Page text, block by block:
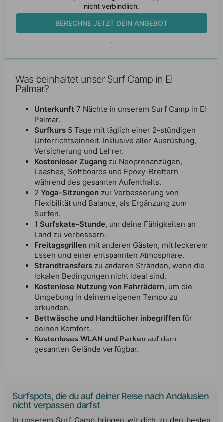
nicht verbindlich.
BERECHNE JETZT DEIN ANGEBOT
.
Was beinhaltet unser Surf Camp in El
Palmar?
Unterkunft 7 Nächte in unserem Surf Camp in El
Palmar.
Surfkurs5 Tage mit täglich einer 2-stündigen
Unterrichtseinheit. Inklusive aller Ausrüstung,
Versicherung und Lehrer.
Kostenloser Zugangzu Neoprenanzügen,
Leashes, Softboards und Epoxy-Brettern
während des gesamten Aufenthalts.
2 Yoga-Sitzungen zur Verbesserung von
Flexibilität und Balance, als Ergänzung zum
Surfen.
1 Surfskate-Stunde, um deine Fähigkeiten an
Land zu verbessern.
Freitagsgrillen mit anderen Gästen, mit leckerem
Essen und einer entspannten Atmosphäre.
Strandtransferszu anderen Stränden, wenn die
lokalen Bedingungen nicht ideal sind.
Kostenlose Nutzung von Fahrrädern, um die
Umgebung in deinem eigenen Tempo zu
erkunden.
Bettwäsche und Handtücher inbegriffen für
deinen Komfort.
Kostenloses WLAN und Parken auf dem
gesamten Gelände verfügbar.
Surfspots, die du auf deiner Reise nach Andalusien
nicht verpassen darfst
In unserem Surf Camp bringen wir dich zu den besten